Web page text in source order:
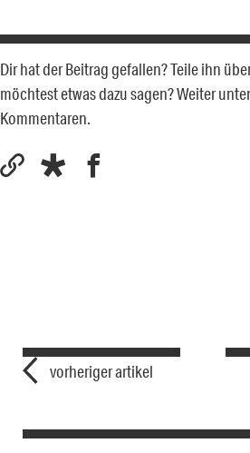
Dir hat der Beitrag gefallen? Teile ihn
möchtest etwas dazu sagen? Weiter
Kommentaren.
vorheriger artikel